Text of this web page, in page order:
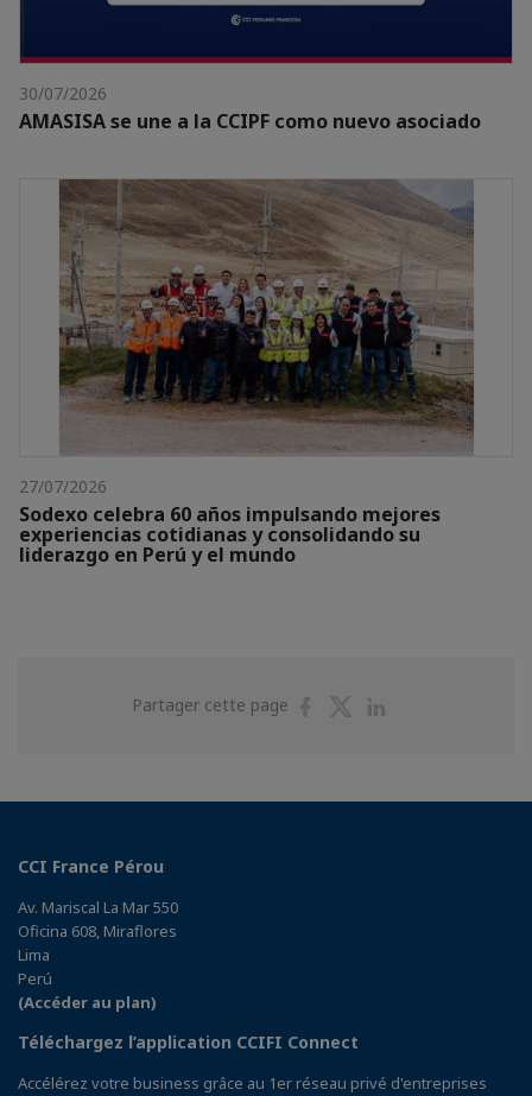
30/07/2026
AMASISA se une a la CCIPF como nuevo asociado
27/07/2026
Sodexo celebra 60 años impulsando mejores
experiencias cotidianas y consolidando su
liderazgo en Perú y el mundo
Partager cette page
PartagerPartager
CCI France Pérou
Av. Mariscal La Mar 550
Oficina 608, Miraflores
Lima
Perú
(Accéder au plan)
Téléchargez l’application CCIFI Connect
Accélérez votre business grâce au 1er réseau privé d'entreprises